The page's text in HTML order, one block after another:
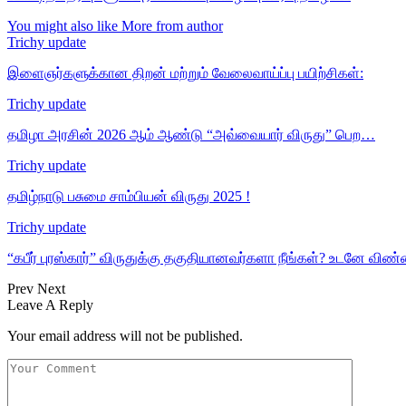
You might also like More from author
Trichy update
இளைஞர்களுக்கான திறன் மற்றும் வேலைவாய்ப்பு பயிற்சிகள்:
Trichy update
தமிழா அரசின் 2026 ஆம் ஆண்டு “அவ்வையார் விருது” பெற…
Trichy update
தமிழ்நாடு பசுமை சாம்பியன் விருது 2025 !
Trichy update
“கபீர் புரஸ்கார்” விருதுக்கு தகுதியானவர்களா நீங்கள்? உடனே
Prev Next
Leave A Reply
Your email address will not be published.